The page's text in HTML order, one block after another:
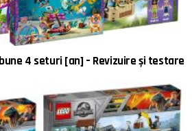
bune 4 seturi [an] – Revizuire și testare